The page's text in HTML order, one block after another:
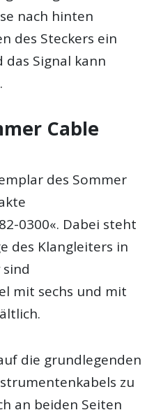
nach hinten
des Steckers ein
Signal kann
Cable
des Sommer
0300«. Dabei steht
des Klangleiters in
mit sechs und mit
die grundlegenden
zu
an beiden Seiten